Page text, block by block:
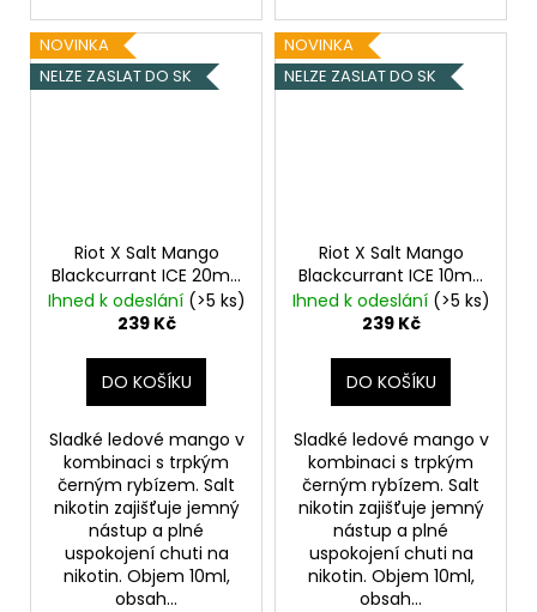
NOVINKA
NELZE ZASLAT DO SK
Riot X Salt Mango
Blackcurrant ICE 20mg
Ledové mango a
černý rybíz
Ihned k odeslání (>5 ks)
239 Kč
DO KOŠÍKU
Sladké ledové mango v
kombinaci s trpkým
černým rybízem. Salt
nikotin zajišťuje jemný
nástup a plné
uspokojení chuti na
nikotin. Objem 10ml,
obsah...
NOVINKA
NELZE ZASLAT DO SK
Riot X Salt Mango
Blackcurrant ICE 10mg
Ledové mango a
černý rybíz
Ihned k odeslání (>5 ks)
239 Kč
DO KOŠÍKU
Sladké ledové mango v
kombinaci s trpkým
černým rybízem. Salt
nikotin zajišťuje jemný
nástup a plné
uspokojení chuti na
nikotin. Objem 10ml,
obsah...